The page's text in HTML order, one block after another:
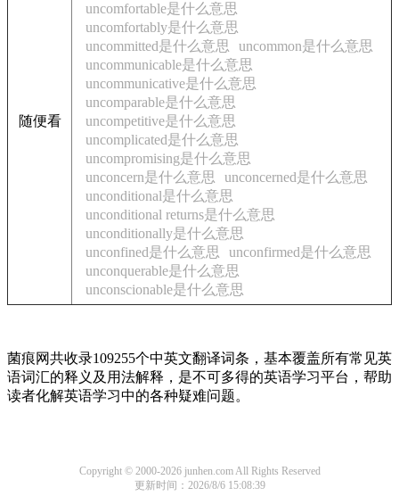
随便看
uncomfortable是什么意思
uncomfortably是什么意思
uncommitted是什么意思
uncommon是什么意思
uncommunicable是什么意思
uncommunicative是什么意思
uncomparable是什么意思
uncompetitive是什么意思
uncomplicated是什么意思
uncompromising是什么意思
unconcern是什么意思
unconcerned是什么意思
unconditional是什么意思
unconditional returns是什么意思
unconditionally是什么意思
unconfined是什么意思
unconfirmed是什么意思
unconquerable是什么意思
unconscionable是什么意思
菌痕网共收录109255个中英文翻译词条，基本覆盖所有常见英
语词汇的释义及用法解释，是不可多得的英语学习平台，帮助
读者化解英语学习中的各种疑难问题。
Copyright © 2000-2026 junhen.com All Rights Reserved
更新时间：2026/8/6 15:08:39